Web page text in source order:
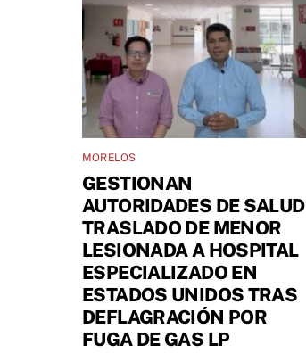
MORELOS
GESTIONAN
AUTORIDADES DE SALUD
TRASLADO DE MENOR
LESIONADA A HOSPITAL
ESPECIALIZADO EN
ESTADOS UNIDOS TRAS
DEFLAGRACIÓN POR
FUGA DE GAS LP